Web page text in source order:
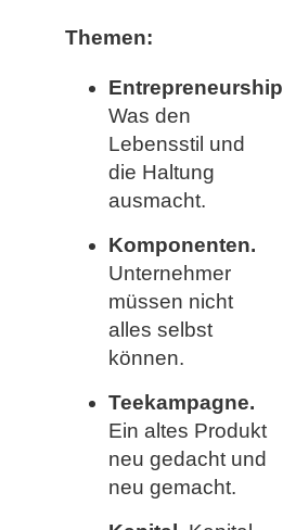
Themen:
Entrepreneurship
Was den
Lebensstil und
die Haltung
ausmacht.
Komponenten.
Unternehmer
müssen nicht
alles selbst
können.
Teekampagne.
Ein altes Produkt
neu gedacht und
neu gemacht.